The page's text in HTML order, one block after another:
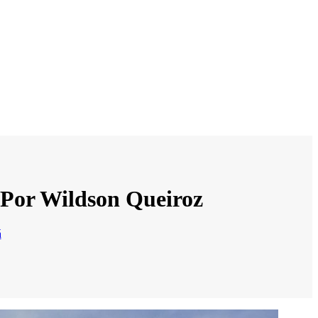
Wildson Queiroz